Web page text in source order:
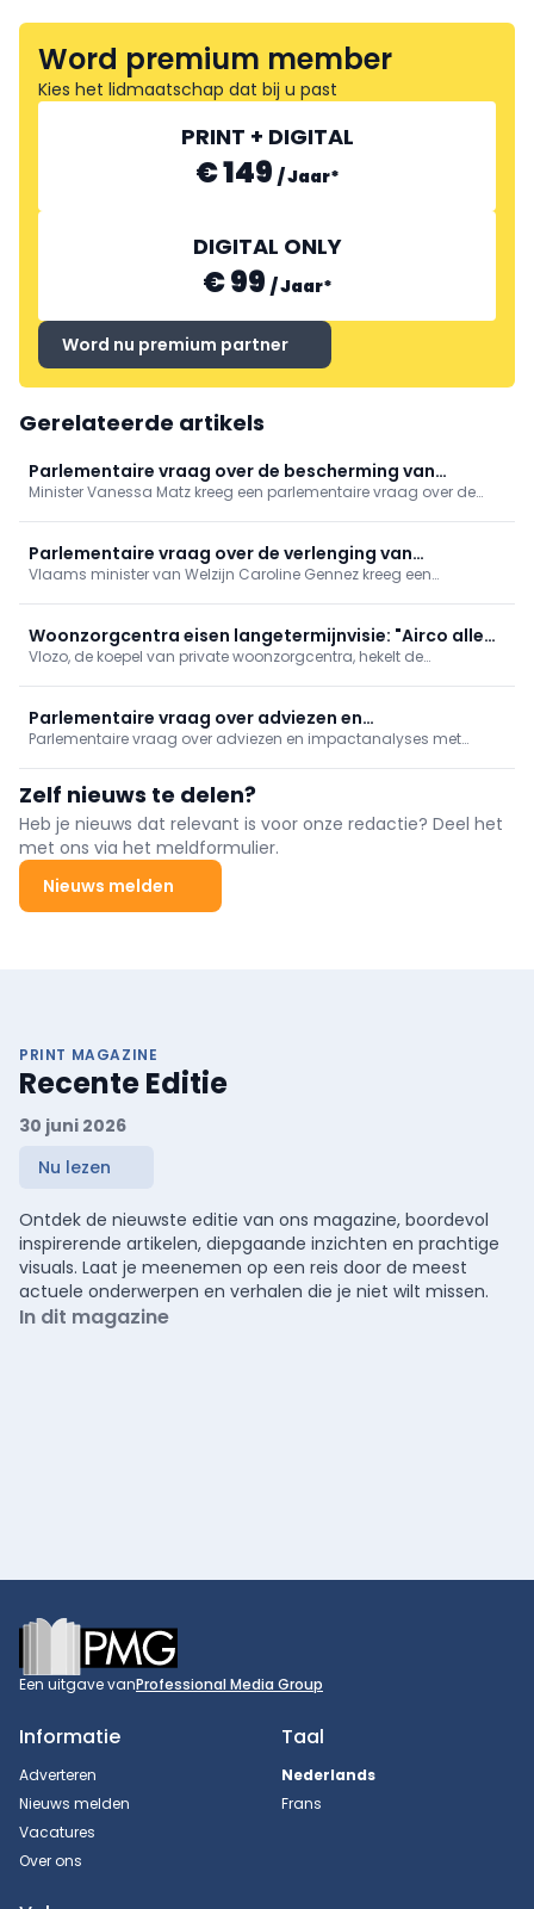
Word premium member
Kies het lidmaatschap dat bij u past
PRINT + DIGITAL
€ 149 /Jaar*
DIGITAL ONLY
€ 99 /Jaar*
Word nu premium partner
Gerelateerde artikels
Parlementaire vraag over de bescherming van
persoonsgegevens bij gebruik van apps in het kader
van reproductieve gezondheidszorg
Minister Vanessa Matz kreeg een parlementaire vraag over de
aandacht voor sensibilisering rond het gebruik van deze apps te
willen versterken.
Parlementaire vraag over de verlenging van
beheersovereenkomsten voor preventief
gezondheidsbeleid
Vlaams minister van Welzijn Caroline Gennez kreeg een
Woonzorgcentra eisen langetermijnvisie: "Airco alleen
bereidt ons niet voor op toekomst"
Vlozo, de koepel van private woonzorgcentra, hekelt de
tegenhanger Femarbel voor een modernisering van de
erkennings- en investeringskaders.
Parlementaire vraag over adviezen en
impactanalyses met betrekking tot de hervorming
ziekenhuislandschap
Parlementaire vraag over adviezen en impactanalyses met
Zelf nieuws te delen?
Heb je nieuws dat relevant is voor onze redactie? Deel het
met ons via het meldformulier.
Nieuws melden
PRINT MAGAZINE
Recente Editie
30 juni 2026
Nu lezen
Ontdek de nieuwste editie van ons magazine, boordevol
inspirerende artikelen, diepgaande inzichten en prachtige
visuals. Laat je meenemen op een reis door de meest
actuele onderwerpen en verhalen die je niet wilt missen.
In dit magazine
Footer
Een uitgave vanProfessional Media Group
Informatie
Adverteren
Nieuws melden
Vacatures
Over ons
Taal
Nederlands
Frans